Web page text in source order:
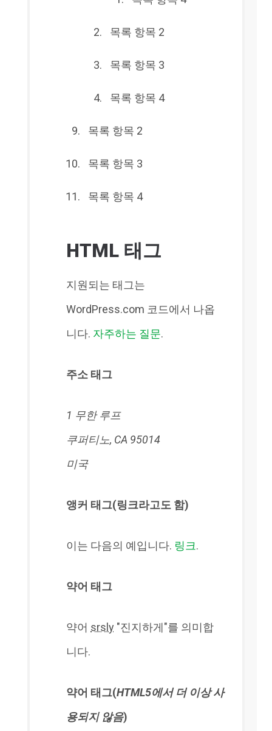
목록 항목 2
목록 항목 3
목록 항목 4
목록 항목 2
목록 항목 3
목록 항목 4
HTML 태그
지원되는 태그는
WordPress.com 코드에서 나옵
니다. 자주하는 질문.
주소 태그
1 무한 루프
쿠퍼티노, CA 95014
미국
앵커 태그(링크라고도 함)
이는 다음의 예입니다. 링크.
약어 태그
약어 srsly "진지하게"를 의미합
니다.
약어 태그(HTML5에서 더 이상 사
용되지 않음)